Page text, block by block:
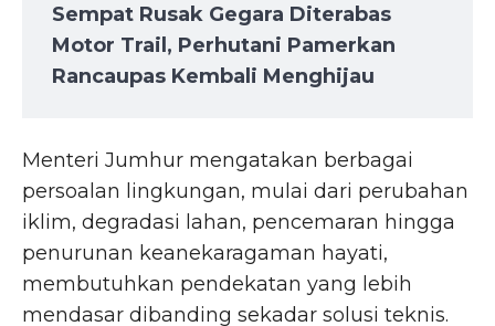
Sempat Rusak Gegara Diterabas
Motor Trail, Perhutani Pamerkan
Rancaupas Kembali Menghijau
Menteri Jumhur mengatakan berbagai
persoalan lingkungan, mulai dari perubahan
iklim, degradasi lahan, pencemaran hingga
penurunan keanekaragaman hayati,
membutuhkan pendekatan yang lebih
mendasar dibanding sekadar solusi teknis.